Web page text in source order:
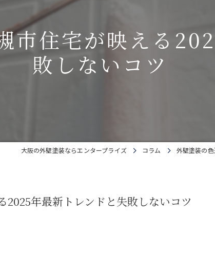
市住宅が映える
敗しないコツ
大阪の外壁塗装ならエンタープライズ コラム 外壁塗装の
年最新トレンドと失敗しないコツ